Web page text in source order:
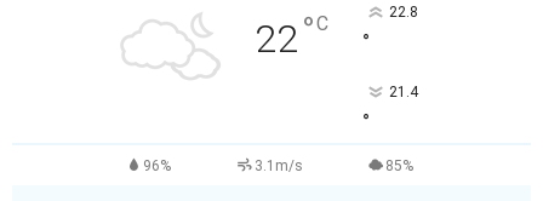
22°C 22.8
°
21.4
°
96% 3.1m/s 85%